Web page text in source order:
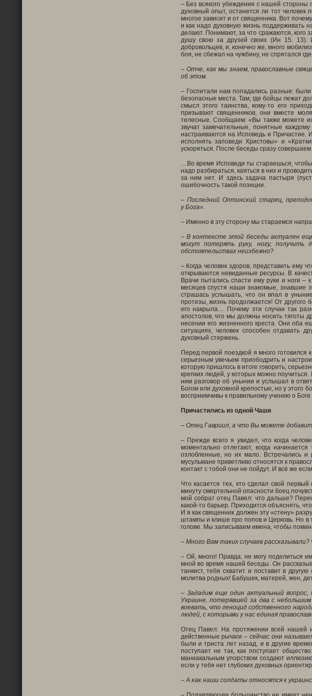
– Без всякого убеждения с нашей стороны
духовный опыт, останется ли тот
многое зависит и от священника. Вот
и как надо духовную жизнь поддерживать
делают. Понимают, за что сражаются, кого
душу свою за друзей своих (Ин 15. 13).
добровольцев, и, конечно же, много
боя, не сбежал на чужбину, не спрятался
– Отче, как мы знаем, православные
об этом.
– Госпитали нам попадались разные:
безопасные места. Там, где бойцы лежат
смысл этого таинства, кому-то его
призывают священников, они вместе
телесные. Сообщаем: «Вы также можете
звучат замечательные, понятные
настраиваются на Исповедь и
исполнять заповеди Христовы» и
ускоряться. После беседы сразу
…Во время Исповеди ты стараешься,
надо разбираться, каяться в них и
за ним нет. И здесь задача пастыря
ошибочность такой позиции.
– Последний Оптинский старец,
у Бога».
– Именно в эту сторону мы стараемся
– В контексте этой беседы актуален
могут потерять руку, ногу,
обстоятельствах неизбежно?
– Когда человек здоров, представить ему
открываются невиданные ресурсы. В
Врачи пытались спасти ему руки и ноги
месяцев спустя наши знакомые, знавшие
страшась услышать, что он впал в
протезы, жизнь продолжается! От другого
его накрыла… Почему эти случаи так
апостолов, что мы должны носить тяготы
несении его жизненного креста. Они оба
ситуациях, человек способен отдавать
духовный стержень.
Перед первой поездкой я много готовился
серьезным увечьем приободрить и
которую пришлось в итоге говорить;
крепких людей, у которых можно
ним разговор об унынии и услышал в
Богом или духовной крепостью, но у этого
восприимчивы к правильному учению о
Причастились из одной Чаши
– Отец Гавриил, а что Вы можете
– Прежде всего я увидел, что когда
моментально отлетают, когда
озлобленные, но их мало. Встречались
мусульмане приветливо относятся к
контакт с тобой они не пойдут. И всё же
Что касается тех, кто сделал свой
минуту смертельной опасности боец
мой собрат отец Павел: что дальше?
какой-то барьер. Приходится объяснять,
И я как священник должен эту «стену»
штампы и клише про попов и Церковь. Но в
голове. Мы записываем имена, чтобы
– Много Вам таких случаев
– Ой, много! Правда, не могу поделиться
мной во время нашей беседы. Он
танкист, тебя схватит и поставит в
молитва родных! Бабушек, матерей, жен,
– Зададим еще один актуальный вопрос,
Украине, потерявшей за два с
воевать, что геноцид собственного
людей, с которыми у нас единая
Отец Павел: На протяжении всей нашей
действенные рычаги – сейчас они
были и триста лет назад, и в другие
поступает не так, как поступает
маниакальным упорством создают
если у тебя нет глубоких духовных
– А как наши солдаты относятся к